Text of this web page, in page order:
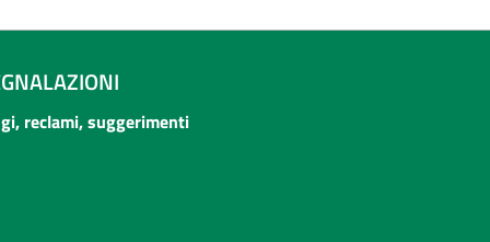
reclami, suggerimenti